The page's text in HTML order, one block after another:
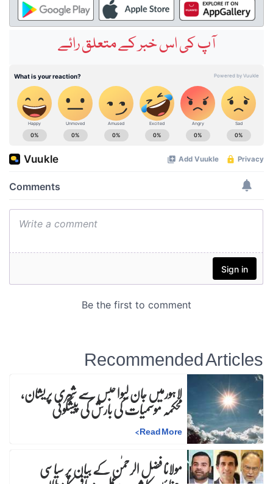
آپ کی اس خبر کے متعلق رائے
Recommended Articles
لاہورمیں جان لیوا حبس سے شہری پریشان،
محکمہ موسمیات کی بارش کی پیشگوئی
Read More
>
مولانا فضل الرحمٰن کے بیان پر سیاسی